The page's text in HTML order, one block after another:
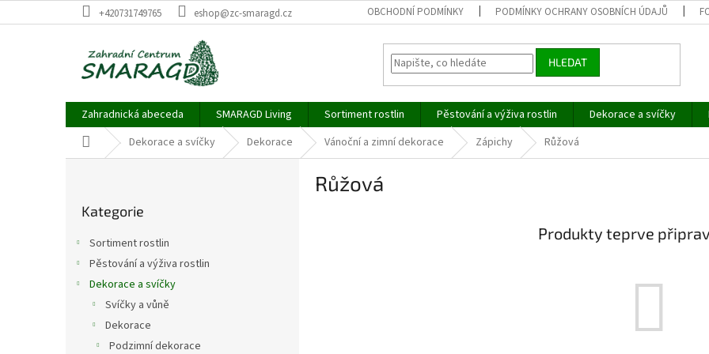
na
+420731749765 eshop@zc-smaragd.cz OBCHODNÍ PODMÍNKY PODMÍNKY OCHRANY OSOBNÍCH ÚDAJŮ
HLEDAT
Zahradnická abeceda SMARAGD Living Sortiment rostlin Pěstování a výživa rostlin Dekorace a svíčky
Domů Dekorace a svíčky Dekorace Vánoční a zimní dekorace Zápichy Růžová
kategorie
Kategorie
Sortiment rostlin
Pěstování a výživa rostlin
Dekorace a svíčky
Svíčky a vůně
Dekorace
Podzimní dekorace
Růžová
Produkty teprve